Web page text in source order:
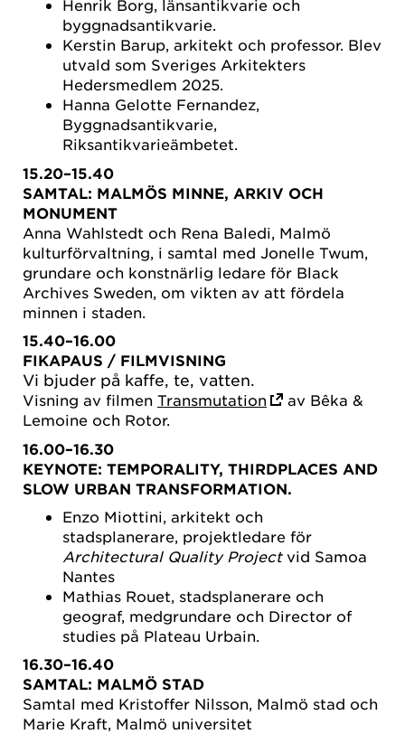
Henrik Borg, länsantikvarie och
byggnadsantikvarie.
Kerstin Barup, arkitekt och professor. Blev
utvald som Sveriges Arkitekters
Hedersmedlem 2025.
Hanna Gelotte Fernandez,
Byggnadsantikvarie,
Riksantikvarieämbetet.
15.20–15.40
SAMTAL: MALMÖS MINNE, ARKIV OCH
MONUMENT
Anna Wahlstedt och Rena Baledi, Malmö
kulturförvaltning, i samtal med Jonelle Twum,
grundare och konstnärlig ledare för Black
Archives Sweden, om vikten av att fördela
minnen i staden.
15.40–16.00
FIKAPAUS / FILMVISNING
Vi bjuder på kaffe, te, vatten.
Visning av filmen Transmutation
av Bêka &
Lemoine och Rotor.
16.00–16.30
KEYNOTE: TEMPORALITY, THIRDPLACES AND
SLOW URBAN TRANSFORMATION.
Enzo Miottini, arkitekt och
stadsplanerare, projektledare för
Architectural Quality Projectvid Samoa
Nantes
Mathias Rouet, stadsplanerare och
geograf, medgrundare och Director of
studies på Plateau Urbain.
16.30–16.40
SAMTAL: MALMÖ STAD
Samtal med Kristoffer Nilsson, Malmö stad och
Marie Kraft, Malmö universitet